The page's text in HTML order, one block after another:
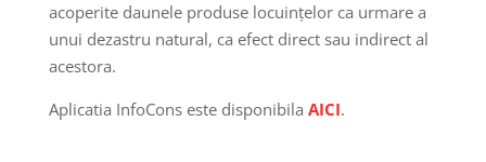
acoperite daunele produse locuințelor ca urmare a
unui dezastru natural, ca efect direct sau indirect al
acestora.
Aplicatia InfoCons este disponibila AICI.